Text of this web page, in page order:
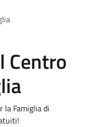
Centro
la Famiglia di